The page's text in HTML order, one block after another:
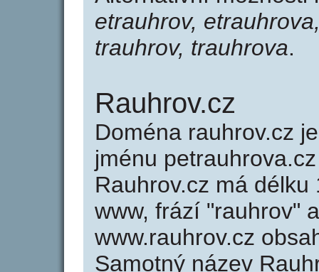
etrauhrov,
trauhrov, trauhrova.
Rauhrov.cz
Doména rauhrov.cz
jménu
Rauhrov.cz má
www, frází "rauhrov"
www.rauhrov.cz
Samotný název